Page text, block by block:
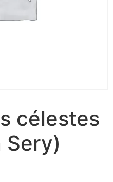
célestes
Sery)